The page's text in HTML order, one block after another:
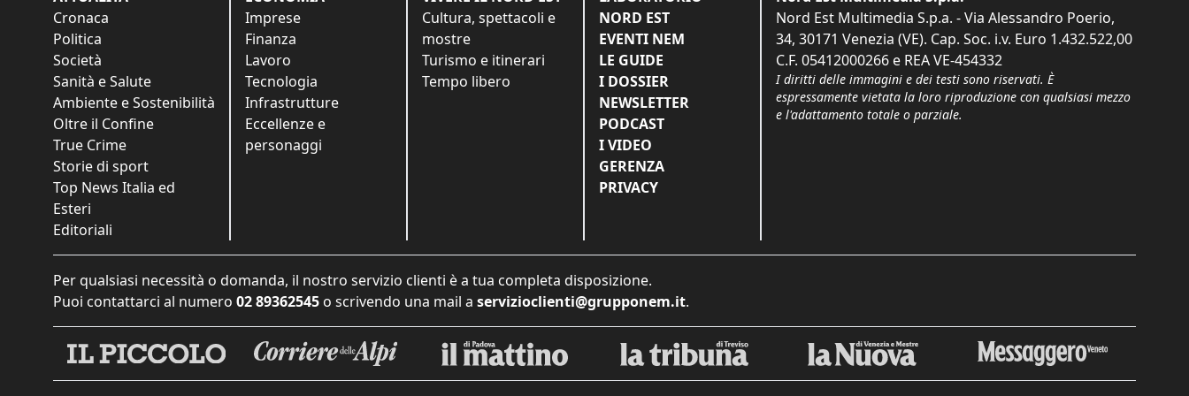
Cronaca
Politica
Società
Sanità e Salute
Ambiente e Sostenibilità
Oltre il Confine
True Crime
Storie di sport
Top News Italia ed
Esteri
Editoriali
Imprese
Finanza
Lavoro
Tecnologia
Infrastrutture
Eccellenze e
personaggi
Cultura, spettacoli e
mostre
Turismo e itinerari
Tempo libero
NORD EST
EVENTI NEM
LE GUIDE
I DOSSIER
NEWSLETTER
PODCAST
I VIDEO
GERENZA
PRIVACY
Nord Est Multimedia S.p.a. - Via Alessandro Poerio,
34, 30171 Venezia (VE). Cap. Soc. i.v. Euro 1.432.522,00
C.F. 05412000266 e REA VE-454332
I diritti delle immagini e dei testi sono riservati. È
espressamente vietata la loro riproduzione con qualsiasi mezzo
e l'adattamento totale o parziale.
Per qualsiasi necessità o domanda, il nostro servizio clienti è a tua completa disposizione.
Puoi contattarci al numero 02 89362545 o scrivendo una mail a servizioclienti@grupponem.it.